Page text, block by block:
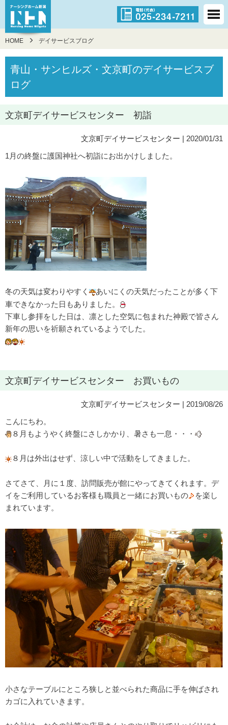
HOME デイサービスブログ
青山・サンヒルズ・文京町のデイサービスブ
ログ
文京町デイサービスセンター 初詣
文京町デイサービスセンター | 2020/01/31
1月の終盤に護国神社へ初詣にお出かけしました。
冬の天気は変わりやすく
あいにくの天気だったことが多く下
車できなかった日もありました。
下車し参拝をした日は、凛とした空気に包まれた神殿で皆さん
新年の思いを祈願されているようでした。
文京町デイサービスセンター お買いもの
文京町デイサービスセンター | 2019/08/26
こんにちわ。
８月もようやく終盤にさしかかり、暑さも一息・・・
８月は外出はせず、涼しい中で活動をしてきました。
さてさて、月に１度、訪問販売が館にやってきてくれます。デ
イをご利用しているお客様も職員と一緒にお買いもの
を楽し
まれています。
小さなテーブルにところ狭しと並べられた商品に手を伸ばされ
カゴに入れていきます。